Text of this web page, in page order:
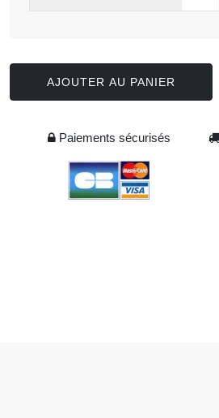
AJOUTER AU PANIER
Paiements sécurisés